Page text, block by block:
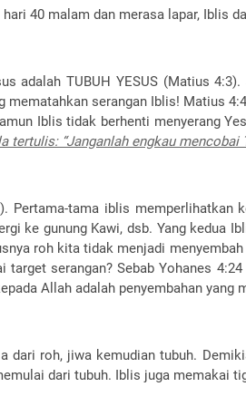
40 malam dan merasa lapar, Iblis
adalah TUBUH YESUS (Matius
serangan Iblis! Matius
Iblis tidak berhenti menyerang
tertulis: “Janganlah engkau mencobai
Pertama-tama iblis
ke gunung Kawi, dsb. Yang kedua
roh kita tidak menjadi
serangan? Sebab Yohanes 4:24
Allah adalah penyembahan
dari roh, jiwa kemudian tubuh.
dari tubuh. Iblis juga memakai